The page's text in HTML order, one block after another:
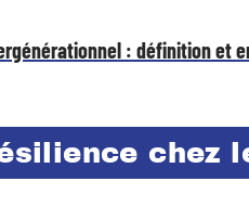
: définition et
chez